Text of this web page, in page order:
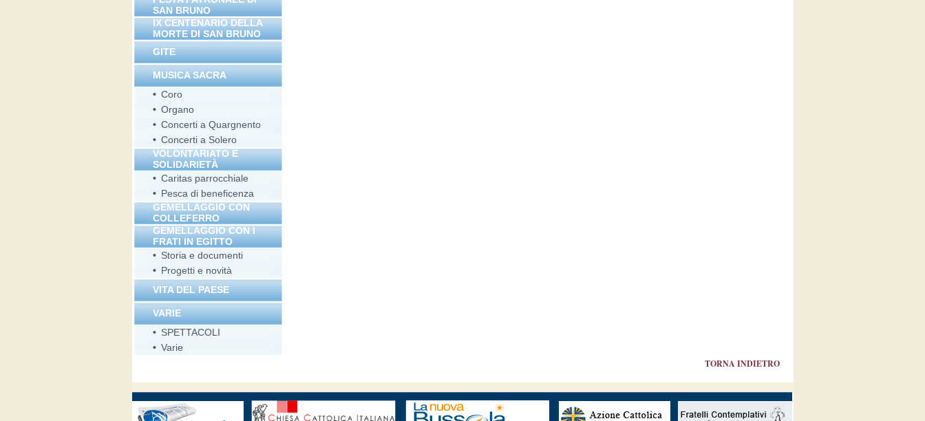
SAN BRUNO
IX CENTENARIO DELLA
MORTE DI SAN BRUNO
GITE
MUSICA SACRA
• Coro
• Organo
• Concerti a Quargnento
• Concerti a Solero
VOLONTARIATO E
SOLIDARIETÀ
• Caritas parrocchiale
• Pesca di beneficenza
GEMELLAGGIO CON
COLLEFERRO
GEMELLAGGIO CON I
FRATI IN EGITTO
• Storia e documenti
• Progetti e novità
VITA DEL PAESE
VARIE
• SPETTACOLI
• Varie
TORNA INDIETRO